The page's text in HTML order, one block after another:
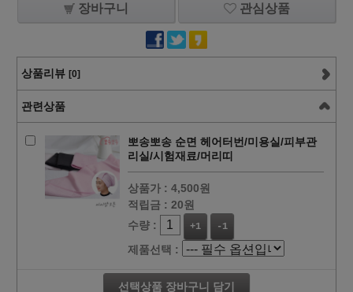
장바구니 관심상품
상품리뷰 [0]
관련상품
뽀송뽀송 순면 헤어터번/미용실/피부관
리실/시험재료/머리띠
상품가 : 4,500원
적립금 : 20원
수량 :
+1 -1
제품선택 :
선택상품 장바구니 담기